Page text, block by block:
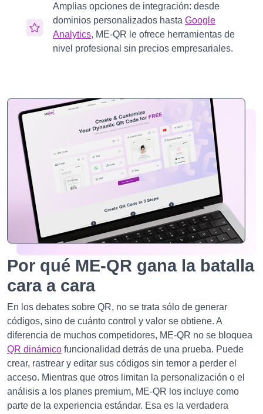
Amplias opciones de integración: desde
dominios personalizados hasta Google
Analytics, ME-QR le ofrece herramientas de
nivel profesional sin precios empresariales.
Por qué ME-QR gana la batalla
cara a cara
En los debates sobre QR, no se trata sólo de generar
códigos, sino de cuánto control y valor se obtiene. A
diferencia de muchos competidores, ME-QR no se bloquea
QR dinámico funcionalidad detrás de una prueba. Puede
crear, rastrear y editar sus códigos sin temor a perder el
acceso. Mientras que otros limitan la personalización o el
análisis a los planes premium, ME-QR los incluye como
parte de la experiencia estándar. Esa es la verdadera